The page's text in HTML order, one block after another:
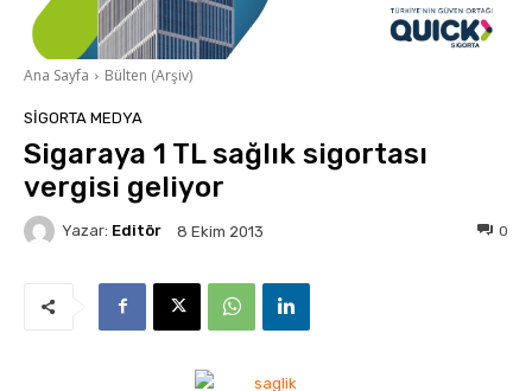
Ana Sayfa Bülten (Arşiv)
SIGORTA MEDYA
Sigaraya 1 TL sağlık sigortası
vergisi geliyor
Yazar: Editör 8 Ekim 2013 0